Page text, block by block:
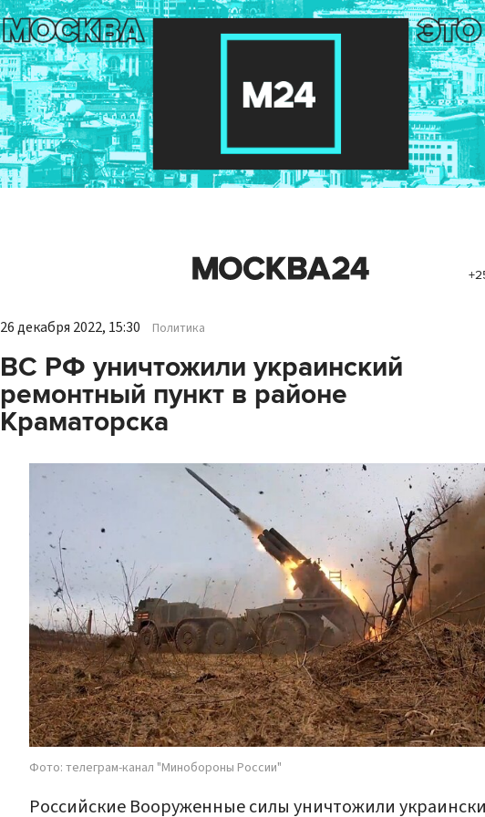
26 декабря 2022, 15:30 Политика
ВС РФ уничтожили украинский
ремонтный пункт в районе
Краматорска
Фото: телеграм-канал "Минобороны России"
Российские Вооруженные силы уничтожили